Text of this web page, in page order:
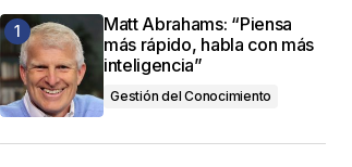
Matt Abrahams: “Piensa
más rápido, habla con más
inteligencia”
Gestión del Conocimiento